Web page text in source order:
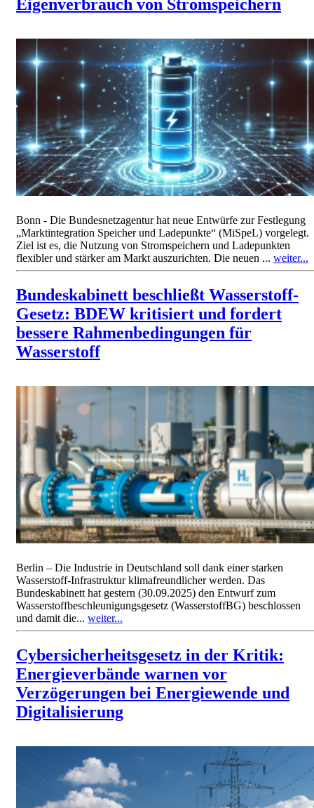
Eigenverbrauch von Stromspeichern
Bonn - Die Bundesnetzagentur hat neue Entwürfe zur Festlegung
„Marktintegration Speicher und Ladepunkte“ (MiSpeL) vorgelegt.
Ziel ist es, die Nutzung von Stromspeichern und Ladepunkten
flexibler und stärker am Markt auszurichten. Die neuen ... weiter...
Bundeskabinett beschließt Wasserstoff-
Gesetz: BDEW kritisiert und fordert
bessere Rahmenbedingungen für
Wasserstoff
Berlin – Die Industrie in Deutschland soll dank einer starken
Wasserstoff-Infrastruktur klimafreundlicher werden. Das
Bundeskabinett hat gestern (30.09.2025) den Entwurf zum
Wasserstoffbeschleunigungsgesetz (WasserstoffBG) beschlossen
und damit die... weiter...
Cybersicherheitsgesetz in der Kritik:
Energieverbände warnen vor
Verzögerungen bei Energiewende und
Digitalisierung